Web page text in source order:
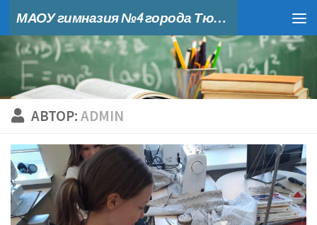
Skip to content МАОУ гимназия №4 города Тюмени
АВТОР:ADMIN